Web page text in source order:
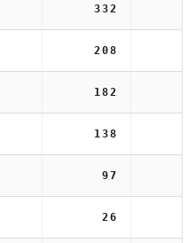
332
208
182
138
97
26